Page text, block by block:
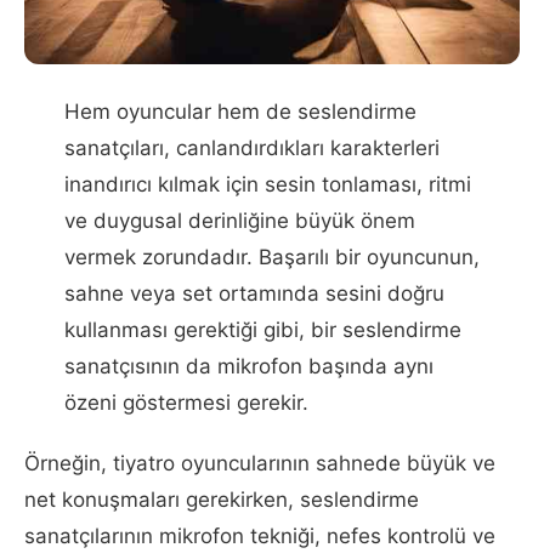
Hem oyuncular hem de seslendirme
sanatçıları, canlandırdıkları karakterleri
inandırıcı kılmak için sesin tonlaması, ritmi
ve duygusal derinliğine büyük önem
vermek zorundadır. Başarılı bir oyuncunun,
sahne veya set ortamında sesini doğru
kullanması gerektiği gibi, bir seslendirme
sanatçısının da mikrofon başında aynı
özeni göstermesi gerekir.
Örneğin, tiyatro oyuncularının sahnede büyük ve
net konuşmaları gerekirken, seslendirme
sanatçılarının mikrofon tekniği, nefes kontrolü ve